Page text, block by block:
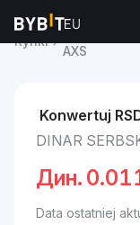
Rynki
Cena Axie
AXS
Konwertuj
DINAR
Дин.
Data ostatniej